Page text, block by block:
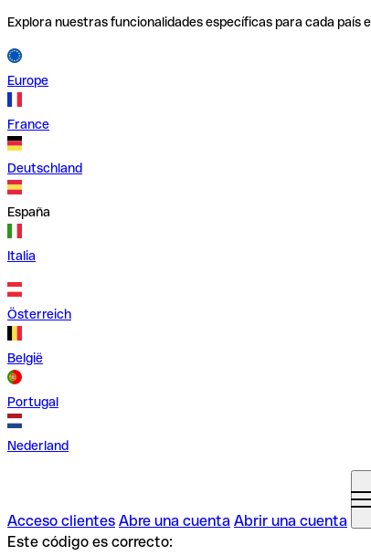
Explora nuestras funcionalidades específicas para cada país
Europe
France
Deutschland
España
Italia
Österreich
België
Portugal
Nederland
Acceso clientes Abre una cuenta Abrir una cuenta
Este código es correcto: